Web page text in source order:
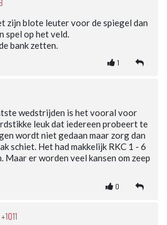
zijn blote leuter voor de spiegel dan
spel op het veld.
bank zetten.
1
wedstrijden is het vooral voor
leuk dat iedereen probeert te
wordt niet gedaan maar zorg dan
schiet. Het had makkelijk RKC 1 - 6
Maar er worden veel kansen om zeep
0
+1011